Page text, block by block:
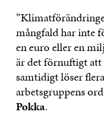
mångfald har inte
en euro eller en
är det förnuftigt att
samtidigt löser
arbetsgruppens
Pokka.